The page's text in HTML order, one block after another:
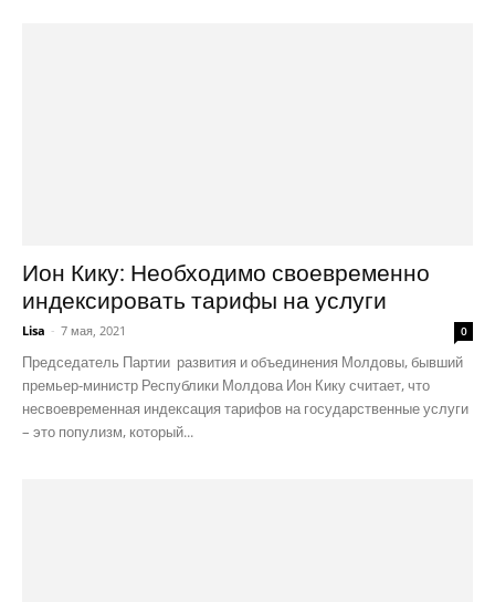
Ион Кику: Необходимо своевременно
индексировать тарифы на услуги
Lisa - 7 мая, 2021 0
Председатель Партии развития и объединения Молдовы, бывший
премьер-министр Республики Молдова Ион Кику считает, что
несвоевременная индексация тарифов на государственные услуги
– это популизм, который...